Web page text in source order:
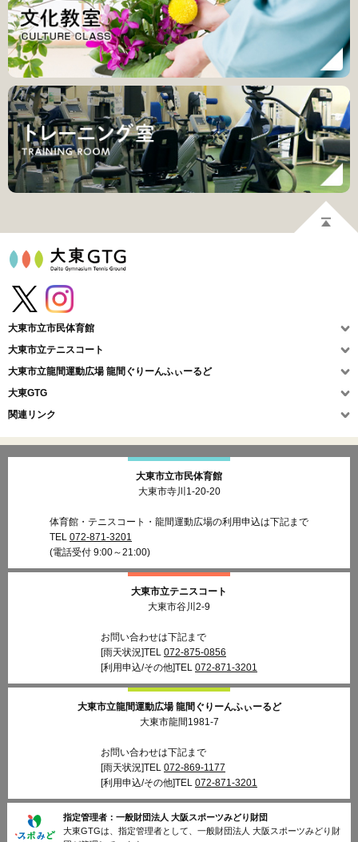
大東市立市民体育館
大東市立テニスコート
大東市立龍間運動広場 龍間ぐりーんふぃーるど
大東GTG
関連リンク
大東市立市民体育館
大東市寺川1-20-20
体育館・テニスコート・龍間運動広場の利用申込は下記まで
TEL 072-871-3201
(電話受付 9:00～21:00)
大東市立テニスコート
大東市谷川2-9
お問い合わせは下記まで
[雨天状況]TEL 072-875-0856
[利用申込/その他]TEL 072-871-3201
大東市立龍間運動広場 龍間ぐりーんふぃーるど
大東市龍間1981-7
お問い合わせは下記まで
[雨天状況]TEL 072-869-1177
[利用申込/その他]TEL 072-871-3201
指定管理者： 一般財団法人 大阪スポーツみどり財団
大東GTGは、指定管理者として、一般財団法人 大阪スポーツみどり財